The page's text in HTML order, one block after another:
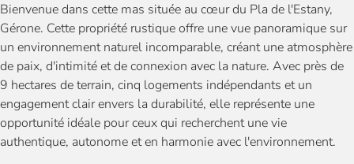
Bienvenue dans cette mas située au cœur du Pla de l'Estany,
Gérone. Cette propriété rustique offre une vue panoramique sur
un environnement naturel incomparable, créant une atmosphère
de paix, d'intimité et de connexion avec la nature. Avec près de
9 hectares de terrain, cinq logements indépendants et un
engagement clair envers la durabilité, elle représente une
opportunité idéale pour ceux qui recherchent une vie
authentique, autonome et en harmonie avec l'environnement.